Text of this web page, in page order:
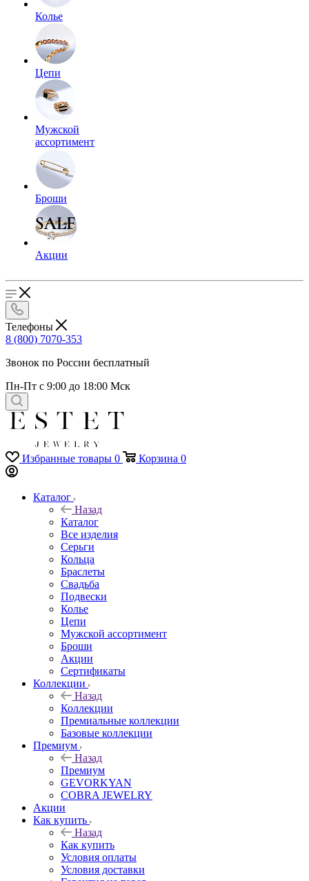
Колье
Цепи
Мужской
ассортимент
Броши
Акции
Телефоны
8 (800) 7070-353
Звонок по России бесплатный
Пн-Пт с 9:00 до 18:00 Мск
Избранные товары 0 Корзина 0
Каталог
Назад
Каталог
Все изделия
Серьги
Кольца
Браслеты
Свадьба
Подвески
Колье
Цепи
Мужской ассортимент
Броши
Акции
Сертификаты
Коллекции
Назад
Коллекции
Премиальные коллекции
Базовые коллекции
Премиум
Назад
Премиум
GEVORKYAN
COBRA JEWELRY
Акции
Как купить
Назад
Как купить
Условия оплаты
Условия доставки